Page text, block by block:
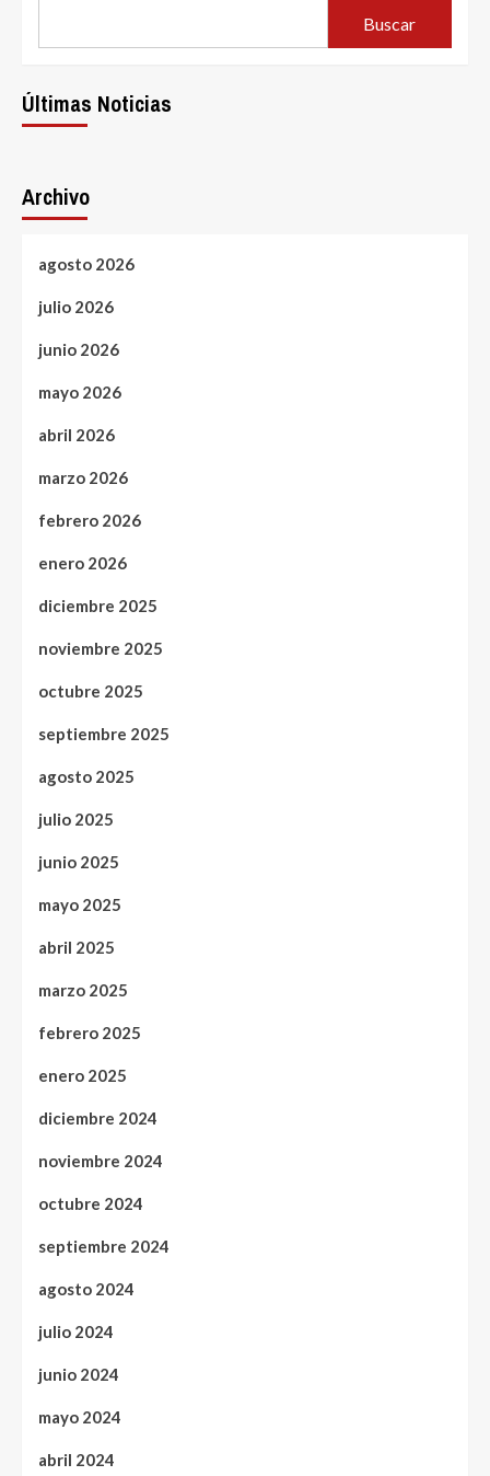
Buscar
Últimas Noticias
Archivo
agosto 2026
julio 2026
junio 2026
mayo 2026
abril 2026
marzo 2026
febrero 2026
enero 2026
diciembre 2025
noviembre 2025
octubre 2025
septiembre 2025
agosto 2025
julio 2025
junio 2025
mayo 2025
abril 2025
marzo 2025
febrero 2025
enero 2025
diciembre 2024
noviembre 2024
octubre 2024
septiembre 2024
agosto 2024
julio 2024
junio 2024
mayo 2024
abril 2024